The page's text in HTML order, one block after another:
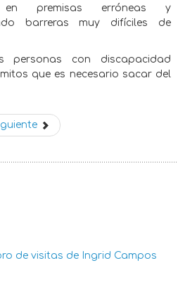
en premisas erróneas y
barreras muy difíciles de
personas con discapacidad
que es necesario sacar del
de visitas de Ingrid Campos